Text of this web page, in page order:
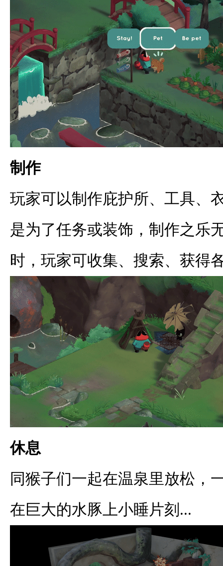
制作
玩家可以制作庇护所、工具、
是为了任务或装饰，制作之乐
时，玩家可收集、搜索、获得
休息
同猴子们一起在温泉里放松，
在巨大的水豚上小睡片刻...